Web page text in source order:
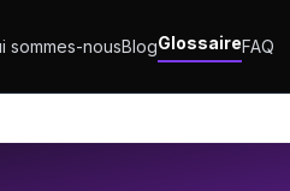
sommes-nousBlogGlossaireFAQ